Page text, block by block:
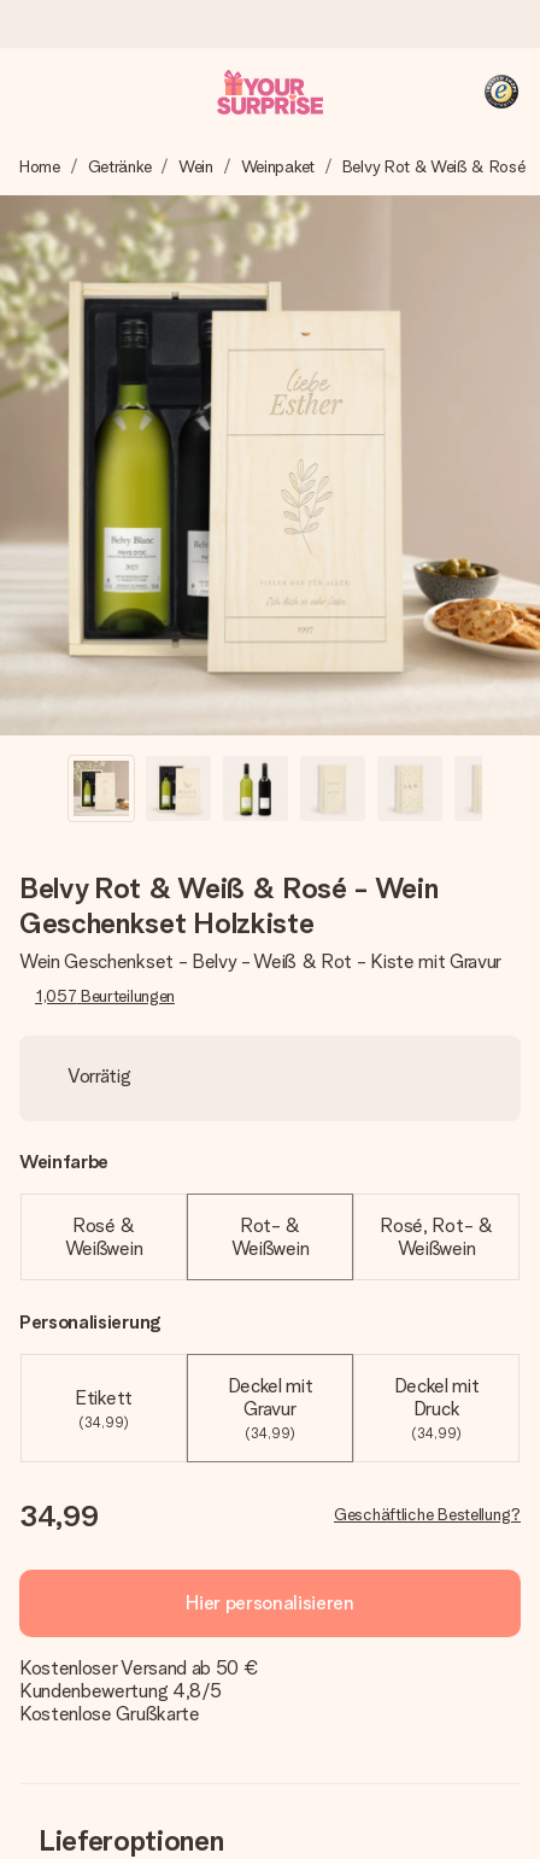
Wir bereiten dein Geschenk sorgfältig vor und schicken es
blitzschnell – damit du es genau zum richtigen Zeitpunkt
überreichen kannst, wenn es am meisten zählt.
4,8 (basierend auf +15.000 Bewertungen)
Unsere Geschenke begeistern. Kunden bewerten uns mit
4,8 bei Google Reviews (Gesamtergebnis aller Länder, in
die wir versenden).
+49 39292 929695
Montag - Freitag : 8:30 - 17:00 Uhr
Samstag - Sonntag : 8:30 - 13:00 Uhr
Home Getränke Wein Weinpaket Belvy Rot & Weiß & Rosé
Belvy Rot & Weiß & Rosé - Wein
Geschenkset Holzkiste
Wein Geschenkset - Belvy - Weiß & Rot - Kiste mit Gravur
1,057 Beurteilungen
Vorrätig
Weinfarbe
Rosé &
Weißwein
Rot- &
Weißwein
Rosé, Rot- &
Weißwein
Personalisierung
Etikett
(34,99)
Deckel mit
Gravur
(34,99)
Deckel mit
Druck
(34,99)
34,99 Geschäftliche Bestellung?
Hier personalisieren
Kostenloser Versand ab 50 €
Kundenbewertung 4,8/5
Kostenlose Grußkarte
Lieferoptionen